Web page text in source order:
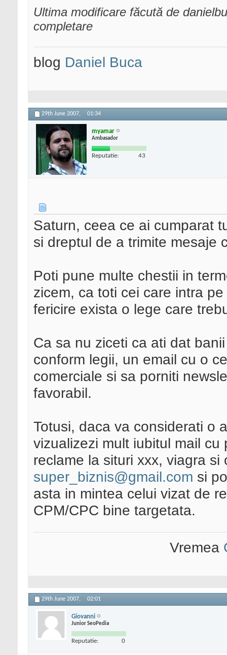
Ultima modificare făcută de
completare
blog Daniel Buca
29th June 2007, 01:34
myamar
Ambasador
Reputatie: 43
Saturn, ceea ce ai cumparat
si dreptul de a trimite mesaje
Poti pune multe chestii in
zicem, ca toti cei care intra
fericire exista o lege care
Ca sa nu ziceti ca ati dat
conform legii, un email cu o
comerciale si sa porniti
favorabil.
Totusi, daca va considerati o
vizualizezi mult iubitul mail
reclame la situri xxx, viagra
super_biznis@gmail.com si
asta in mintea celui vizat de
CPM/CPC bine targetata.
Vremea
29th June 2007, 02:01
Giovanni
Junior SeoPedia
Reputatie: 0